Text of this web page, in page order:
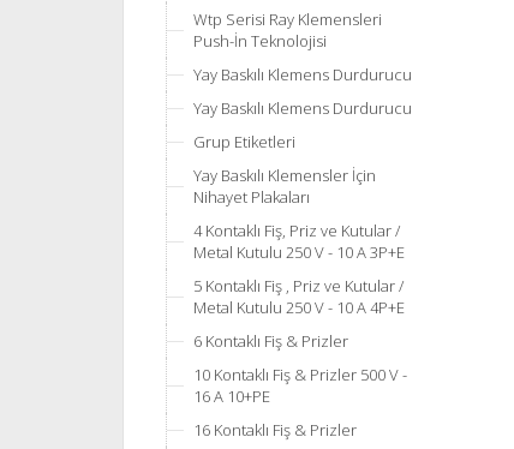
Wtp Serisi Ray Klemensleri
Push-İn Teknolojisi
Yay Baskılı Klemens Durdurucu
Yay Baskılı Klemens Durdurucu
Grup Etiketleri
Yay Baskılı Klemensler İçin
Nihayet Plakaları
4 Kontaklı Fiş, Priz ve Kutular /
Metal Kutulu 250 V - 10 A 3P+E
5 Kontaklı Fiş , Priz ve Kutular /
Metal Kutulu 250 V - 10 A 4P+E
6 Kontaklı Fiş & Prizler
10 Kontaklı Fiş & Prizler 500 V -
16 A 10+PE
16 Kontaklı Fiş & Prizler